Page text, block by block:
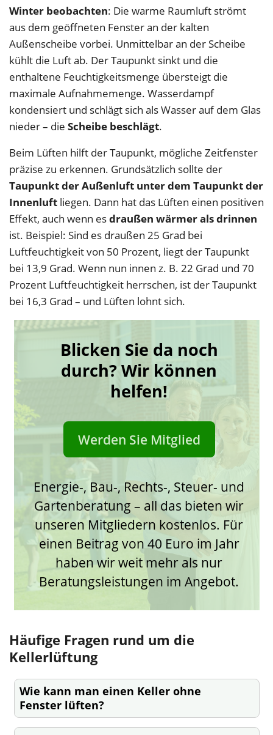
Winter beobachten: Die warme Raumluft strömt
aus dem geöffneten Fenster an der kalten
Außenscheibe vorbei. Unmittelbar an der Scheibe
kühlt die Luft ab. Der Taupunkt sinkt und die
enthaltene Feuchtigkeitsmenge übersteigt die
maximale Aufnahmemenge. Wasserdampf
kondensiert und schlägt sich als Wasser auf dem Glas
nieder – die Scheibe beschlägt.
Beim Lüften hilft der Taupunkt, mögliche Zeitfenster
präzise zu erkennen. Grundsätzlich sollte der
Taupunkt der Außenluft unter dem Taupunkt der
Innenluft liegen. Dann hat das Lüften einen positiven
Effekt, auch wenn esdraußen wärmer als drinnen
ist. Beispiel: Sind es draußen 25 Grad bei
Luftfeuchtigkeit von 50 Prozent, liegt der Taupunkt
bei 13,9 Grad. Wenn nun innen z. B. 22 Grad und 70
Prozent Luftfeuchtigkeit herrschen, ist der Taupunkt
bei 16,3 Grad – und Lüften lohnt sich.
Blicken Sie da noch
durch? Wir können
helfen!
Werden Sie Mitglied
Energie-, Bau-, Rechts-, Steuer- und
Gartenberatung – all das bieten wir
unseren Mitgliedern kostenlos. Für
einen Beitrag von 40 Euro im Jahr
haben wir weit mehr als nur
Beratungsleistungen im Angebot.
Häufige Fragen rund um die
Kellerlüftung
Wie kann man einen Keller ohne
Fenster lüften?